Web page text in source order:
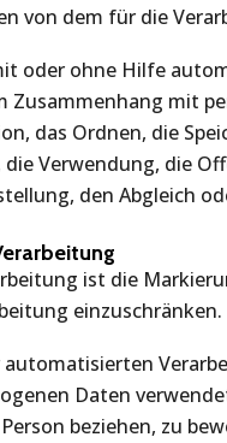
von dem für die
oder ohne Hilfe
Zusammenhang mit
das Ordnen, die
die Verwendung, die
den Abgleich
ist die
einzuschränken.
Daten
beziehen, zu